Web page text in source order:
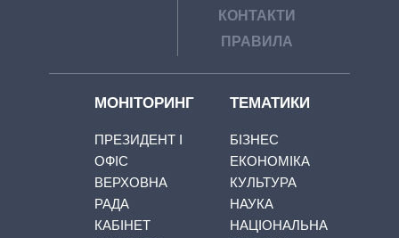
КОНТАКТИ
ПРАВИЛА
МОНІТОРИНГ
ПРЕЗИДЕНТ І
ОФІС
ВЕРХОВНА
РАДА
КАБІНЕТ
ТЕМАТИКИ
БІЗНЕС
ЕКОНОМІКА
КУЛЬТУРА
НАУКА
НАЦІОНАЛЬНА